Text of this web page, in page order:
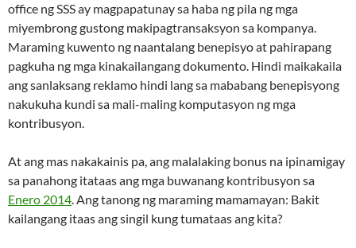
office ng SSS ay magpapatunay sa haba ng pila ng mga
miyembrong gustong makipagtransaksyon sa kompanya.
Maraming kuwento ng naantalang benepisyo at pahirapang
pagkuha ng mga kinakailangang dokumento. Hindi maikakaila
ang sanlaksang reklamo hindi lang sa mababang benepisyong
nakukuha kundi sa mali-maling komputasyon ng mga
kontribusyon.
At ang mas nakakainis pa, ang malalaking bonus na ipinamigay
sa panahong itataas ang mga buwanang kontribusyon sa
Enero 2014. Ang tanong ng maraming mamamayan: Bakit
kailangang itaas ang singil kung tumataas ang kita?